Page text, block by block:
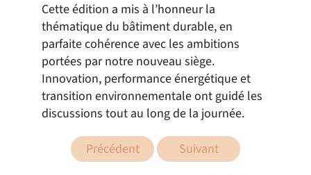
Cette édition a mis à l’honneur la
thématique du bâtiment durable, en
parfaite cohérence avec les ambitions
portées par notre nouveau siège.
Innovation, performance énergétique et
transition environnementale ont guidé les
discussions tout au long de la journée.
Précédent Suivant